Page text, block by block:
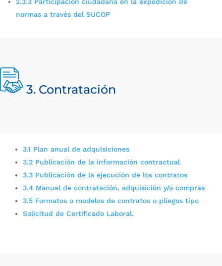
normas a través del SUCOP
3. Contratación
3.1 Plan anual de adquisiciones
3.2 Publicación de la información contractual
3.3 Publicación de la ejecución de los contratos
3.4 Manual de contratación, adquisición y/o compras
3.5 Formatos o modelos de contratos o pliegos tipo
Solicitud de Certificado Laboral.